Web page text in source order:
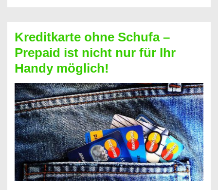
Neueröffnung
trotz
Schufaeintrag
möglich
Kreditkarte ohne Schufa –
Prepaid ist nicht nur für Ihr
Handy möglich!